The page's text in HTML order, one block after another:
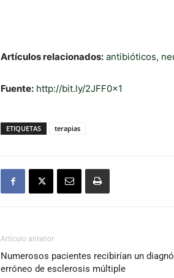
Artículos relacionados: antibióticos,
Fuente: http://bit.ly/2JFF0x1
ETIQUETAS terapias
Artículo anterior
Numerosos pacientes recibirían un
erróneo de esclerosis múltiple